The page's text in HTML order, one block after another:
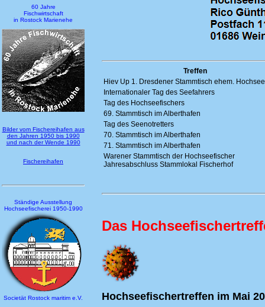
60 Jahre
Fischwirtschaft
in Rostock Marienehe
Bilder vom Fischereihafen aus
den Jahren 1950 bis 1990
und nach der Wende 1990
Fischereihafen
Ständige Ausstellung
Hochseefischerei 1950-1990
Societät Rostock maritim e.V.
Treffen
Hiev Up 1. Dresdener Stammtisch ehem.
Internationaler Tag des Seefahrers
Tag des Hochseefischers
69. Stammtisch im Alberthafen
Tag des Seenotretters
70. Stammtisch im Alberthafen
71. Stammtisch im Alberthafen
Warener Stammtisch der Hochseefischer
Jahresabschluss Stammlokal Fischerhof
Das
Hochseefischertreffen im Mai